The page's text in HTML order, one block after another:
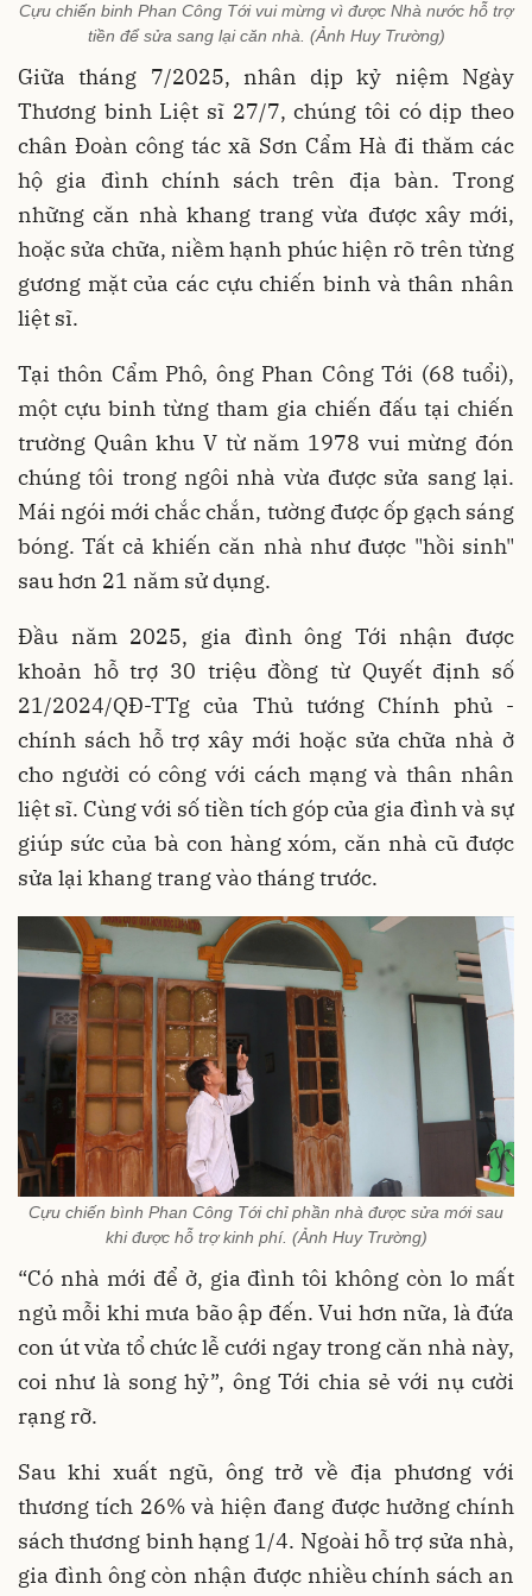
Cựu chiến binh Phan Công Tới vui mừng vì được Nhà nước hỗ trợ
tiền để sửa sang lại căn nhà. (Ảnh Huy Trường)
Giữa tháng 7/2025, nhân dịp kỷ niệm Ngày
Thương binh Liệt sĩ 27/7, chúng tôi có dịp theo
chân Đoàn công tác xã Sơn Cẩm Hà đi thăm các
hộ gia đình chính sách trên địa bàn. Trong
những căn nhà khang trang vừa được xây mới,
hoặc sửa chữa, niềm hạnh phúc hiện rõ trên từng
gương mặt của các cựu chiến binh và thân nhân
liệt sĩ.
Tại thôn Cẩm Phô, ông Phan Công Tới (68 tuổi),
một cựu binh từng tham gia chiến đấu tại chiến
trường Quân khu V từ năm 1978 vui mừng đón
chúng tôi trong ngôi nhà vừa được sửa sang lại.
Mái ngói mới chắc chắn, tường được ốp gạch sáng
bóng. Tất cả khiến căn nhà như được "hồi sinh"
sau hơn 21 năm sử dụng.
Đầu năm 2025, gia đình ông Tới nhận được
khoản hỗ trợ 30 triệu đồng từ Quyết định số
21/2024/QĐ-TTg của Thủ tướng Chính phủ -
chính sách hỗ trợ xây mới hoặc sửa chữa nhà ở
cho người có công với cách mạng và thân nhân
liệt sĩ. Cùng với số tiền tích góp của gia đình và sự
giúp sức của bà con hàng xóm, căn nhà cũ được
sửa lại khang trang vào tháng trước.
Cựu chiến bình Phan Công Tới chỉ phần nhà được sửa mới sau
khi được hỗ trợ kinh phí. (Ảnh Huy Trường)
“Có nhà mới để ở, gia đình tôi không còn lo mất
ngủ mỗi khi mưa bão ập đến. Vui hơn nữa, là đứa
con út vừa tổ chức lễ cưới ngay trong căn nhà này,
coi như là song hỷ”, ông Tới chia sẻ với nụ cười
rạng rỡ.
Sau khi xuất ngũ, ông trở về địa phương với
thương tích 26% và hiện đang được hưởng chính
sách thương binh hạng 1/4. Ngoài hỗ trợ sửa nhà,
gia đình ông còn nhận được nhiều chính sách an